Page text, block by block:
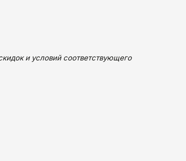
и условий соответствующего